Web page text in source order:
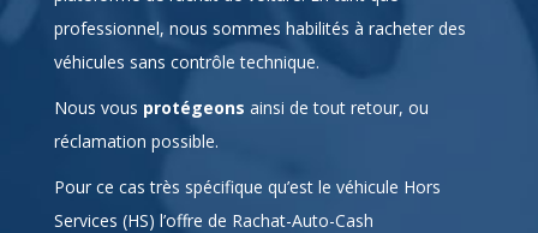
réclamation possible.
Pour ce cas très spécifique qu’est le véhicule Hors
Services (HS) l’offre de Rachat-Auto-Cash
esttransparente:
Prise en charge de votre véhicule sous 24h
La vente à un professionnel vous protège de tout